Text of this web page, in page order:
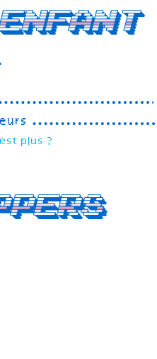
plus ?